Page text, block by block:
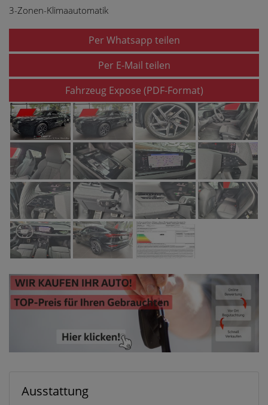
3-Zonen-Klimaautomatik
Per Whatsapp teilen
Per E-Mail teilen
Fahrzeug Expose (PDF-Format)
Ausstattung